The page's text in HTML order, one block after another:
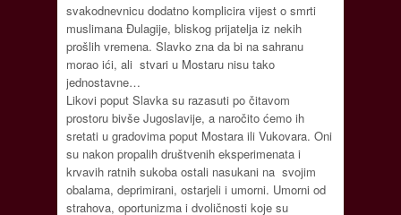
svakodnevnicu dodatno komplicira vijest o smrti
muslimana Đulagije, bliskog prijatelja iz nekih
prošlih vremena. Slavko zna da bi na sahranu
morao ići, ali stvari u Mostaru nisu tako
jednostavne…
Likovi poput Slavka su razasuti po čitavom
prostoru bivše Jugoslavije, a naročito ćemo ih
sretati u gradovima poput Mostara ili Vukovara. Oni
su nakon propalih društvenih eksperimenata i
krvavih ratnih sukoba ostali nasukani na svojim
obalama, deprimirani, ostarjeli i umorni. Umorni od
strahova, oportunizma i dvoličnosti koje su